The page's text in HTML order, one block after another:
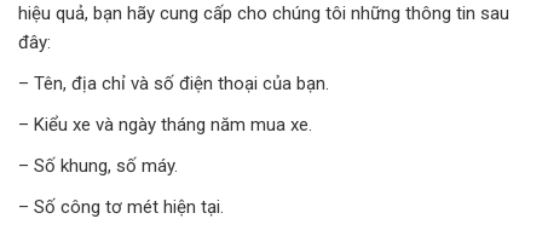
hiệu quả, bạn hãy cung cấp cho chúng tôi những thông tin sau
đây:
– Tên, địa chỉ và số điện thoại của bạn.
– Kiểu xe và ngày tháng năm mua xe.
– Số khung, số máy.
– Số công tơ mét hiện tại.